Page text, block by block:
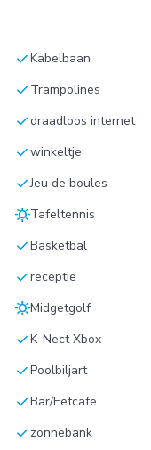
checkKabelbaan
check Trampolines
checkdraadloos internet
checkwinkeltje
checkJeu de boules
sunnyTafeltennis
checkBasketbal
checkreceptie
sunnyMidgetgolf
checkK-Nect Xbox
checkPoolbiljart
checkBar/Eetcafe
check zonnebank